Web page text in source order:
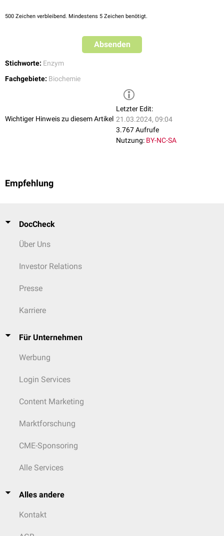
500 Zeichen verbleibend. Mindestens 5 Zeichen benötigt.
Absenden
Stichworte: Enzym
Fachgebiete: Biochemie
Wichtiger Hinweis zu diesem Artikel
Letzter Edit:
21.03.2024, 09:04
3.767 Aufrufe
Nutzung: BY-NC-SA
Empfehlung
DocCheck
Über Uns
Investor Relations
Presse
Karriere
Für Unternehmen
Werbung
Login Services
Content Marketing
Marktforschung
CME-Sponsoring
Alle Services
Alles andere
Kontakt